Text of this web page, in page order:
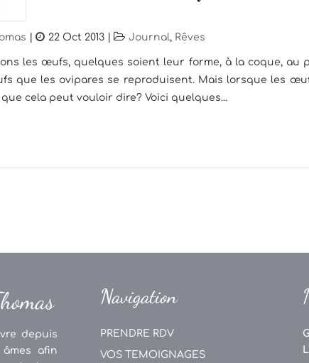
22 Oct 2013 Journal, Rêves
les œufs, quelques soient leur forme, à la coque, au
que les ovipares se reproduisent. Mais lorsque les
que cela peut vouloir dire? Voici quelques...
depuis
afin
Navigation
PRENDRE RDV
VOS TEMOIGNAGES